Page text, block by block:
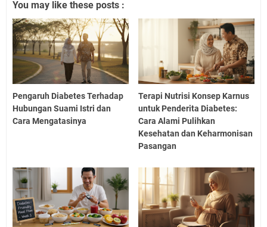
You may like these posts :
Pengaruh Diabetes Terhadap
Hubungan Suami Istri dan
Cara Mengatasinya
Terapi Nutrisi Konsep Karnus
untuk Penderita Diabetes:
Cara Alami Pulihkan
Kesehatan dan Keharmonisan
Pasangan